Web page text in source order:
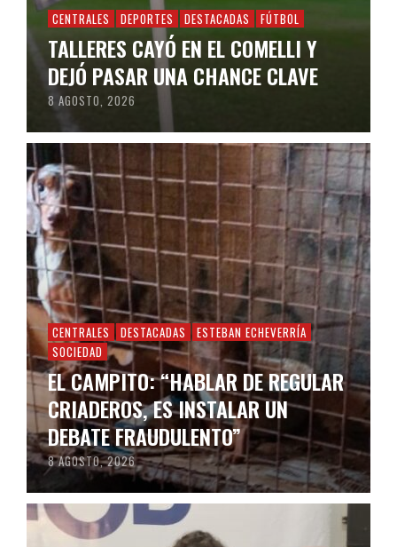
CENTRALES DEPORTES DESTACADAS FÚTBOL
TALLERES CAYÓ EN EL COMELLI Y
DEJÓ PASAR UNA CHANCE CLAVE
8 AGOSTO, 2026
CENTRALES DESTACADAS
ESTEBAN ECHEVERRÍA
SOCIEDAD
EL CAMPITO: “HABLAR DE REGULAR
CRIADEROS, ES INSTALAR UN
DEBATE FRAUDULENTO”
8 AGOSTO, 2026